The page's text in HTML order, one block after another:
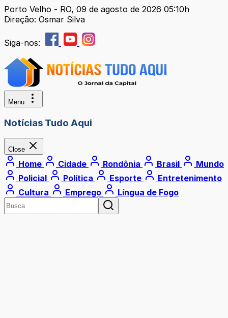
Porto Velho - RO, 09 de agosto de 2026 05:10h
Direção: Osmar Silva
Siga-nos:
Menu
Notícias Tudo Aqui
Close
Home Cidade Rondônia Brasil
Mundo
Policial
Política Esporte
Entretenimento
Cultura
Emprego Língua de Fogo